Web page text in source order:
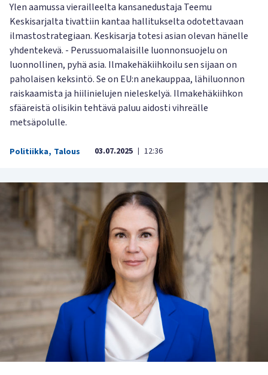
Ylen aamussa vierailleelta kansanedustaja Teemu
Keskisarjalta tivattiin kantaa hallitukselta odotettavaan
ilmastostrategiaan. Keskisarja totesi asian olevan hänelle
yhdentekevä. - Perussuomalaisille luonnonsuojelu on
luonnollinen, pyhä asia. Ilmakehäkiihkoilu sen sijaan on
paholaisen keksintö. Se on EU:n anekauppaa, lähiluonnon
raiskaamista ja hiilinielujen nieleskelyä. Ilmakehäkiihkon
sfääreistä olisikin tehtävä paluu aidosti vihreälle
metsäpolulle.
Politiikka, Talous 03.07.2025 | 12:36